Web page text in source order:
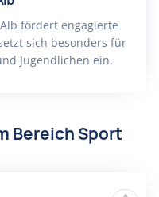
fördert engagierte
sich besonders für
Jugendlichen ein.
Bereich Sport